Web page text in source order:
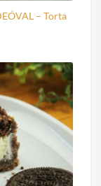
– Torta